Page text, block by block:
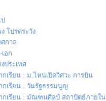
โปรดระวัง
กาล
อก
ประเทศ
กเรียน : ม.ไหนเปิดวิศวะ การบิน
กเรียน : วันรัฐธรรมนูญ
กเรียน : มัณฑนศิลป์ สถาปัตย์ภายใน